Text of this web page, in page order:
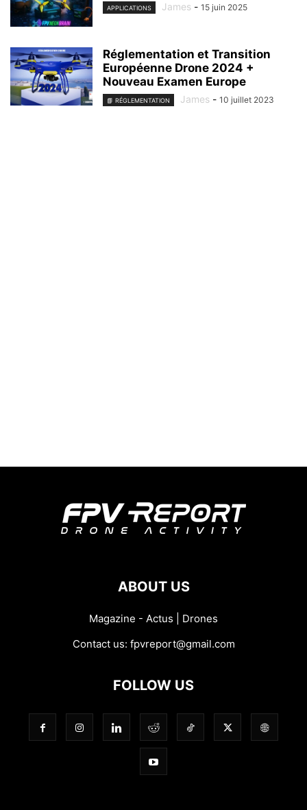
APPLICATIONS James - 15 juin 2025
Réglementation et Transition
Européenne Drone 2024 +
Nouveau Examen Europe
📘 RÉGLEMENTATION James - 10 juillet 2023
ABOUT US
Magazine - Actus | Drones
Contact us: fpvreport@gmail.com
FOLLOW US